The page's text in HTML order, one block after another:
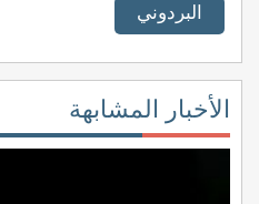
البردوني
الأخبار المشابهة